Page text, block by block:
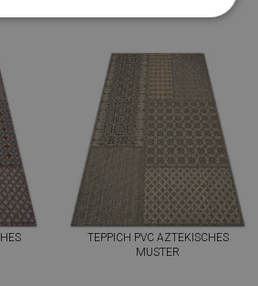
TEPPICH PVC AZTEKISCHES
MUSTER